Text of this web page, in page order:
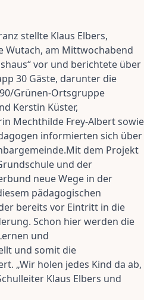
stellte Klaus Elbers,
Wutach, am Mittwochabend
vor und berichtete über
30 Gäste, darunter die
Grünen-Ortsgruppe
Kerstin Küster,
Mechthilde Frey-Albert sowie
informierten sich über
dem Projekt
und der
neue Wege in der
pädagogischen
bereits vor Eintritt in die
Schon hier werden die
und
und somit die
„Wir holen jedes Kind da ab,
Klaus Elbers und